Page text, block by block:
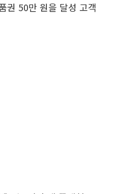
권 50만 원을 달성 고객